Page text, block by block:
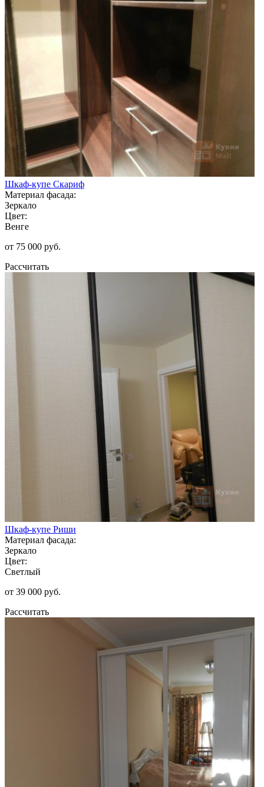
Шкаф-купе Скариф
Материал фасада:
Зеркало
Цвет:
Венге
от 75 000 руб.
Рассчитать
Шкаф-купе Риши
Материал фасада:
Зеркало
Цвет:
Светлый
от 39 000 руб.
Рассчитать